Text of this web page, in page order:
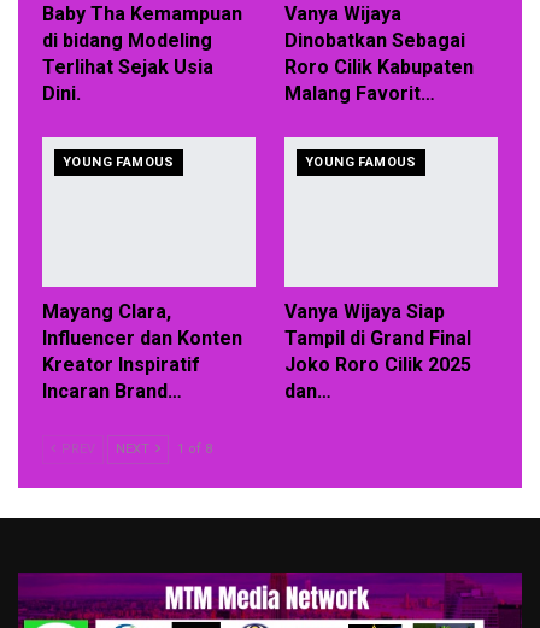
Baby Tha Kemampuan
di bidang Modeling
Terlihat Sejak Usia
Dini.
Vanya Wijaya
Dinobatkan Sebagai
Roro Cilik Kabupaten
Malang Favorit…
YOUNG FAMOUS
Mayang Clara,
Influencer dan Konten
Kreator Inspiratif
Incaran Brand…
YOUNG FAMOUS
Vanya Wijaya Siap
Tampil di Grand Final
Joko Roro Cilik 2025
dan…
PREV NEXT 1 of 8